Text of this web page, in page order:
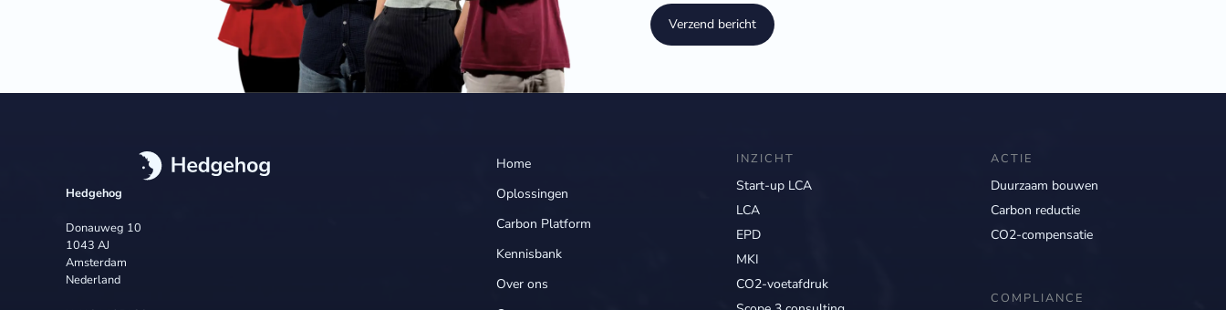
Verzend bericht
Hedgehog
Donauweg 10
1043 AJ
Amsterdam
Nederland
Home
Oplossingen
Carbon Platform
Kennisbank
Over ons
INZICHT
Start-up LCA
LCA
EPD
MKI
CO2-voetafdruk
ACTIE
Duurzaam bouwen
Carbon reductie
CO2-compensatie
COMPLIANCE